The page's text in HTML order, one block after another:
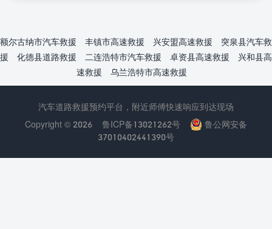
额尔古纳市汽车救援 丰镇市高速救援 兴安盟高速救援
突泉县汽车救
援
化德县道路救援 二连浩特市汽车救援 卓资县高速救援
兴和县高
速救援
乌兰浩特市高速救援
汽车道路救援预约平台，附近师傅快速响应到达现场
Copyright © 2026
鲁ICP备13021262号
鲁公网安备
37010402441390号